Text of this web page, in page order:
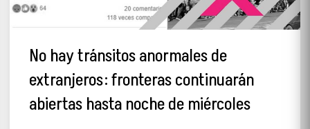
No hay tránsitos anormales de
extranjeros: fronteras continuarán
abiertas hasta noche de miércoles